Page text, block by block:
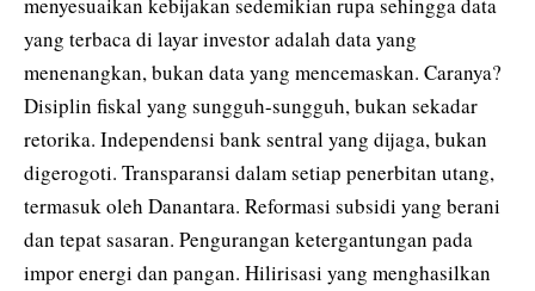
menyesuaikan kebijakan sedemikian rupa sehingga data
yang terbaca di layar investor adalah data yang
menenangkan, bukan data yang mencemaskan. Caranya?
Disiplin fiskal yang sungguh-sungguh, bukan sekadar
retorika. Independensi bank sentral yang dijaga, bukan
digerogoti. Transparansi dalam setiap penerbitan utang,
termasuk oleh Danantara. Reformasi subsidi yang berani
dan tepat sasaran. Pengurangan ketergantungan pada
impor energi dan pangan. Hilirisasi yang menghasilkan